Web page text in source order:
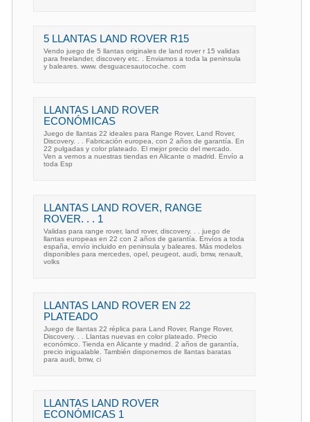
5 LLANTAS LAND ROVER R15
Vendo juego de 5 llantas originales de land rover r 15 validas
para freelander, discovery etc. . Enviamos a toda la peninsula
y baleares. www. desguacesautocoche. com
LLANTAS LAND ROVER
ECONÓMICAS
Juego de llantas 22 ideales para Range Rover, Land Rover,
Discovery. . . Fabricación europea, con 2 años de garantía. En
22 pulgadas y color plateado. El mejor precio del mercado.
Ven a vernos a nuestras tiendas en Alicante o madrid. Envío a
toda Esp
LLANTAS LAND ROVER, RANGE
ROVER. . . 1
Validas para range rover, land rover, discovery. . . juego de
llantas europeas en 22 con 2 años de garantía. Envíos a toda
españa, envío incluido en peninsula y baleares. Más modelos
disponibles para mercedes, opel, peugeot, audi, bmw, renault,
volks
LLANTAS LAND ROVER EN 22
PLATEADO
Juego de llantas 22 réplica para Land Rover, Range Rover,
Discovery. . . Llantas nuevas en color plateado. Precio
económico. Tienda en Alicante y madrid. 2 años de garantía,
precio inigualable. También disponemos de llantas baratas
para audi, bmw, ci
LLANTAS LAND ROVER
ECONÓMICAS 1